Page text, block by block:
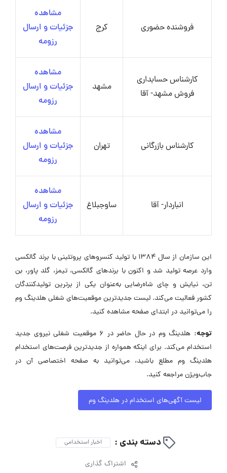
فروشنده حضوری کرج
مشاهده
جزئیات و ارسال
رزومه
کارشناس حسابداری
فروش مشهد- آقا
مشهد
مشاهده
جزئیات و ارسال
رزومه
کارشناس بازرگانی تهران
مشاهده
جزئیات و ارسال
رزومه
انباردار- آقا ساوجبلاغ
مشاهده
جزئیات و ارسال
رزومه
این سازمان از سال ۱۳۸۴ با تولید کنسروهای پروتئینی با برند گالکسی
وارد عرصه تولید شد و اکنون با برندهای گالکسی، تیمز، گلد پاور، بن
تن، نیایش و چای شاه‌رضایی به‌عنوان یکی از برترین تولیدکنندگان
کشور فعالیت می‌کند. لیست جدیدترین موقعیت‌های شغلی هلدینگ وم
را می‌توانید در ابتدای صفحه مشاهده کنید.
توجه:
هلدینگ وم در حال حاضر در ۶ موقعیت شغلی نیروی جدید
استخدام می‌کند. برای اینکه همواره از جدیدترین فرصت‌های استخدام
هلدینگ وم مطلع باشید، می‌توانید به صفحه اختصاصی آن در
جاب‌ویژن مراجعه کنید.
لیست آگهی‌های استخدام در هلدینگ وم
دسته بندی : اخبار استخدامی
اشتراک گذاری